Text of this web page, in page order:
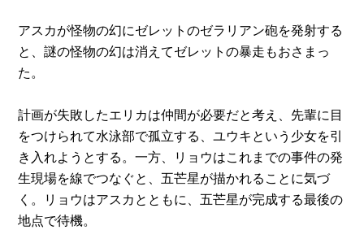
アスカが怪物の幻にゼレットのゼラリアン砲を発射する
と、謎の怪物の幻は消えてゼレットの暴走もおさまっ
た。
計画が失敗したエリカは仲間が必要だと考え、先輩に目
をつけられて水泳部で孤立する、ユウキという少女を引
き入れようとする。一方、リョウはこれまでの事件の発
生現場を線でつなぐと、五芒星が描かれることに気づ
く。リョウはアスカとともに、五芒星が完成する最後の
地点で待機。